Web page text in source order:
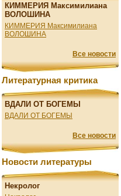
КИММЕРИЯ Максимилиана
ВОЛОШИНА
КИММЕРИЯ Максимилиана
ВОЛОШИНА
Все новости
Литературная критика
ВДАЛИ ОТ БОГЕМЫ
ВДАЛИ ОТ БОГЕМЫ
Все новости
Новости литературы
Некролог